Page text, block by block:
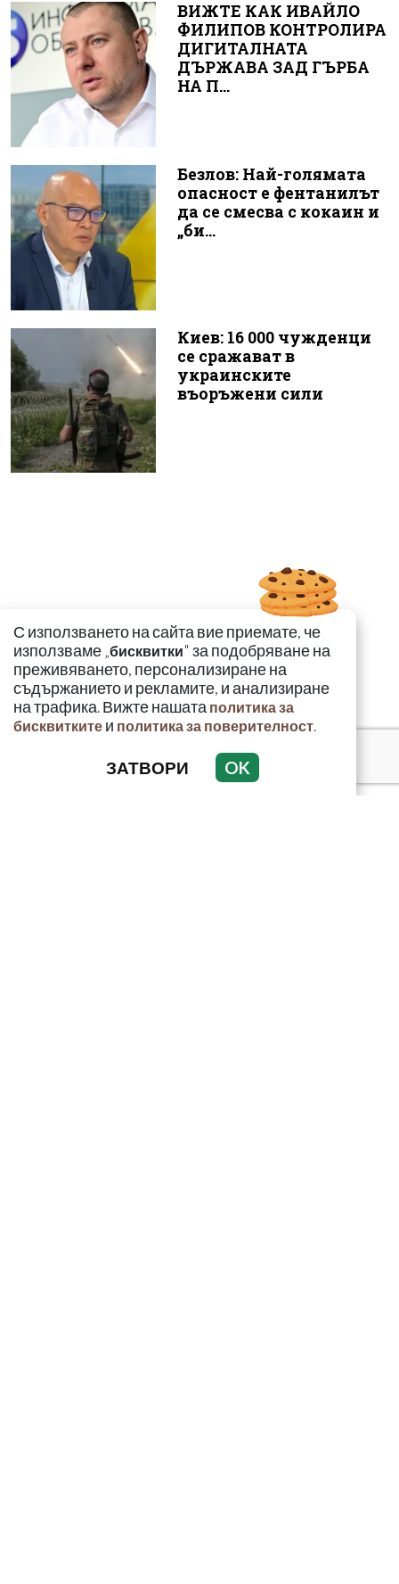
ВИЖТЕ КАК ИВАЙЛО
ФИЛИПОВ КОНТРОЛИРА
ДИГИТАЛНАТА
ДЪРЖАВА ЗАД ГЪРБА
НА П...
Безлов: Най-голямата
опасност е фентанилът
да се смесва с кокаин и
„би...
Киев: 16 000 чужденци
се сражават в
украинските
въоръжени сили
С използването на сайта вие приемате, че
използваме „бисквитки" за подобряване на
преживяването, персонализиране на
съдържанието и рекламите, и анализиране
на трафика. Вижте нашата политика за
бисквитките и политика за поверителност.
ЗАТВОРИ OK